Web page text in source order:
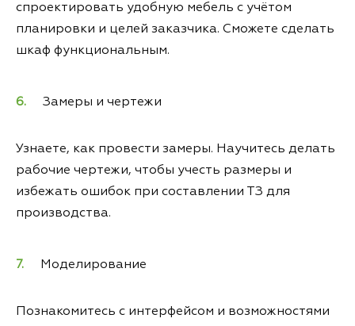
спроектировать удобную мебель с учётом
планировки и целей заказчика. Сможете сделать
шкаф функциональным.
Замеры и чертежи
Узнаете, как провести замеры. Научитесь делать
рабочие чертежи, чтобы учесть размеры и
избежать ошибок при составлении ТЗ для
производства.
Моделирование
Познакомитесь с интерфейсом и возможностями